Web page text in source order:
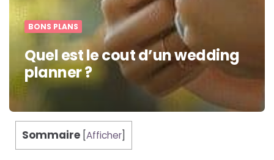
BONS PLANS
Quel est le cout d’un wedding
planner ?
Sommaire [Afficher]